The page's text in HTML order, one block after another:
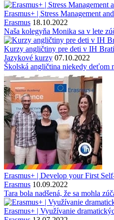
Erasmus+ | Stress Management
Erasmus 18.10.2022
Naša kolegyňa Monika sa v lete
Kurzy angličtiny pre deti v IH
Jazykové kurzy 07.10.2022
Školská angličtina niekedy deťom
Erasmus+ | Develop your First
Erasmus 10.09.2022
Tara bola nadšená, že sa mohla
Erasmus+ | Využívanie